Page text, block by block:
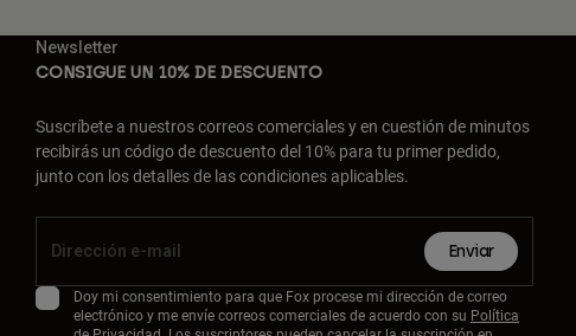
Newsletter
CONSIGUE UN 10% DE DESCUENTO
Suscríbete a nuestros correos comerciales y en cuestión de minutos
recibirás un código de descuento del 10% para tu primer pedido,
junto con los detalles de las condiciones aplicables.
Enviar
Doy mi consentimiento para que Fox procese mi dirección de correo
electrónico y me envíe correos comerciales de acuerdo con su Política